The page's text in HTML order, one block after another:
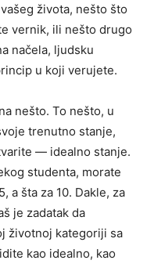
života, nešto što
vernik, ili nešto drugo
načela, ljudsku
u koji verujete.
nešto. To nešto, u
trenutno stanje,
— idealno stanje.
studenta, morate
a šta za 10. Dakle, za
je zadatak da
životnoj kategoriji sa
kao idealno, kao